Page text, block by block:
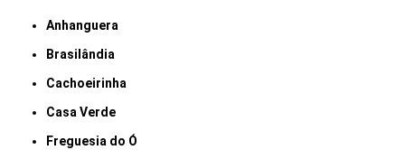
Anhanguera
Brasilândia
Cachoeirinha
Casa Verde
Freguesia do Ó